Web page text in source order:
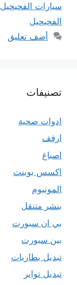
سيارات الفحيحيل
الفحيحيل
أضف تعليق
تصنيفات
ادوات صحية
ارفف
اصباغ
اكسس بوينت
المونيوم
بنشر متنقل
بي ان سبورت
بين سبورت
تبديل بطاريات
تبديل تواير